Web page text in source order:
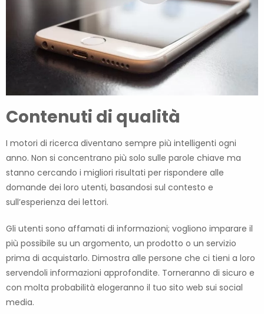
Contenuti di qualità
I motori di ricerca diventano sempre più intelligenti ogni
anno. Non si concentrano più solo sulle parole chiave ma
stanno cercando i migliori risultati per rispondere alle
domande dei loro utenti, basandosi sul contesto e
sull’esperienza dei lettori.
Gli utenti sono affamati di informazioni; vogliono imparare il
più possibile su un argomento, un prodotto o un servizio
prima di acquistarlo. Dimostra alle persone che ci tieni a loro
servendoli informazioni approfondite. Torneranno di sicuro e
con molta probabilità elogeranno il tuo sito web sui social
media.